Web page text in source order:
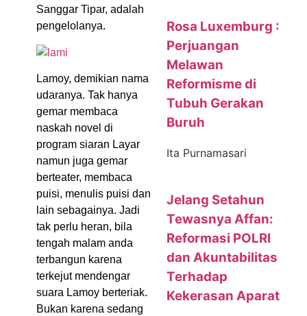
Sanggar Tipar, adalah
pengelolanya.
Lamoy, demikian nama
udaranya. Tak hanya
gemar membaca
naskah novel di
program siaran Layar
namun juga gemar
berteater, membaca
puisi, menulis puisi dan
lain sebagainya. Jadi
tak perlu heran, bila
tengah malam anda
terbangun karena
terkejut mendengar
suara Lamoy berteriak.
Bukan karena sedang
Rosa Luxemburg :
Perjuangan
Melawan
Reformisme di
Tubuh Gerakan
Buruh
Ita Purnamasari
Jelang Setahun
Tewasnya Affan:
Reformasi POLRI
dan Akuntabilitas
Terhadap
Kekerasan Aparat